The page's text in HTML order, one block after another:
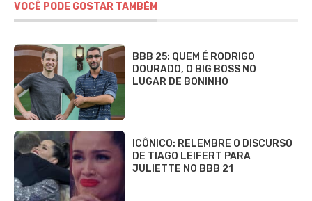
VOCÊ PODE GOSTAR TAMBÉM
BBB 25: QUEM É RODRIGO
DOURADO, O BIG BOSS NO
LUGAR DE BONINHO
ICÔNICO: RELEMBRE O DISCURSO
DE TIAGO LEIFERT PARA
JULIETTE NO BBB 21